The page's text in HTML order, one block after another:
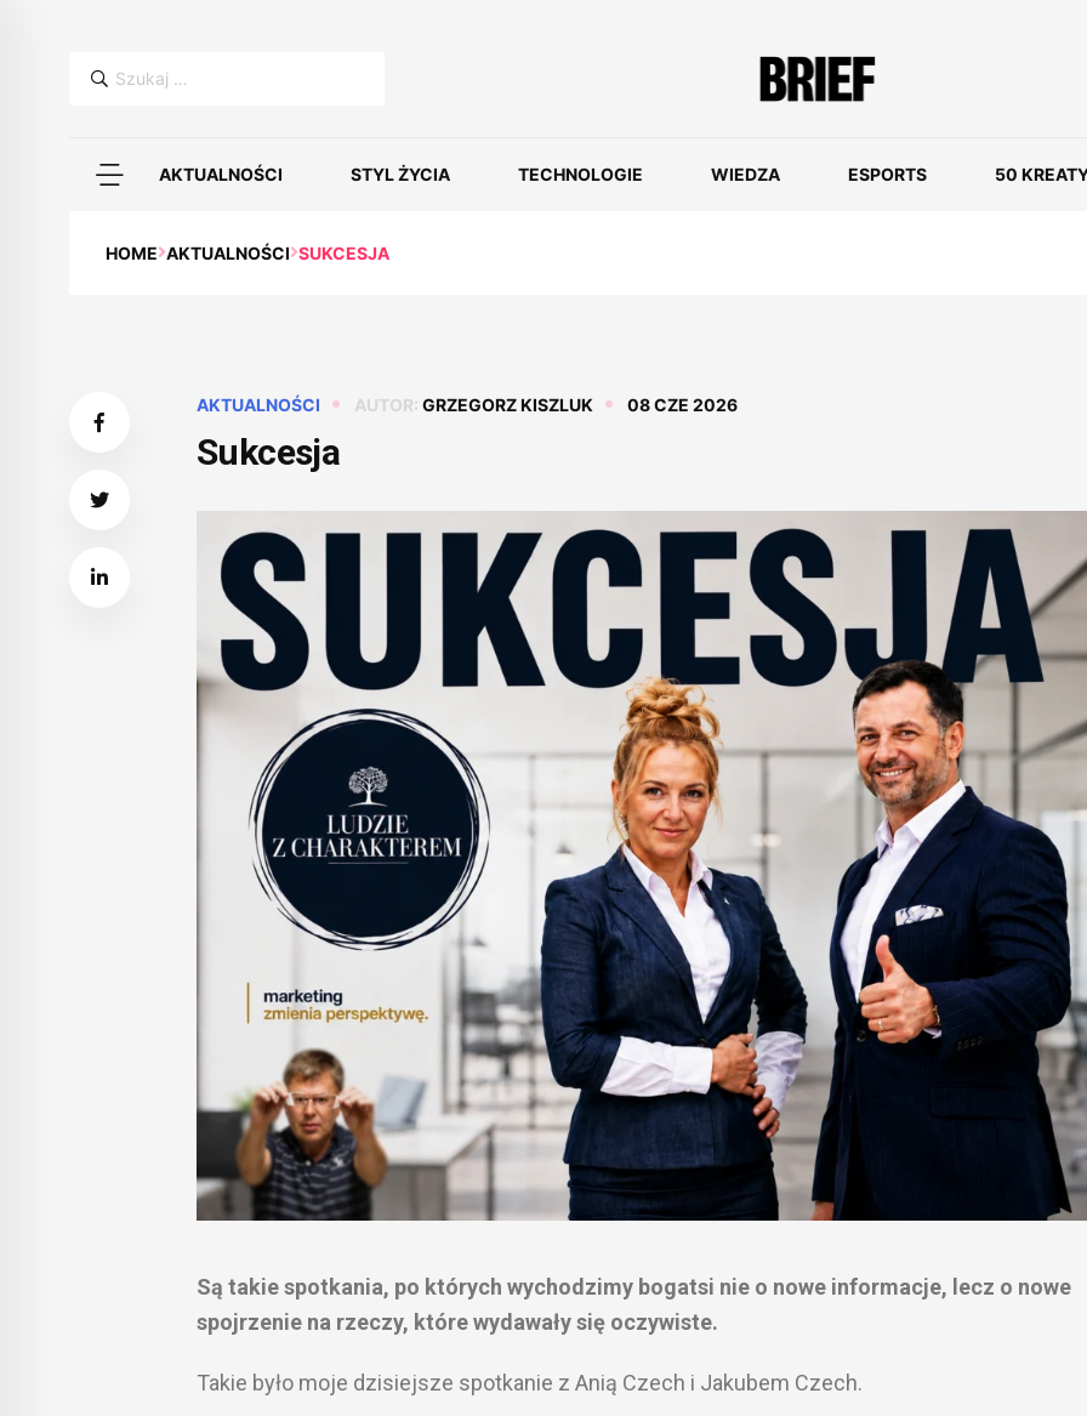
Szukaj:
AKTUALNOŚCI STYL ŻYCIA TECHNOLOGIE WIEDZA ESPORTS 50
HOME AKTUALNOŚCI SUKCESJA
AKTUALNOŚCI AUTOR: GRZEGORZ KISZLUK 08 CZE 2026
Sukcesja
Są takie spotkania, po których wychodzimy bogatsi nie o nowe informacje, lecz o nowe
spojrzenie na rzeczy, które wydawały się oczywiste.
Takie było moje dzisiejsze spotkanie z Anią Czech i Jakubem Czech.